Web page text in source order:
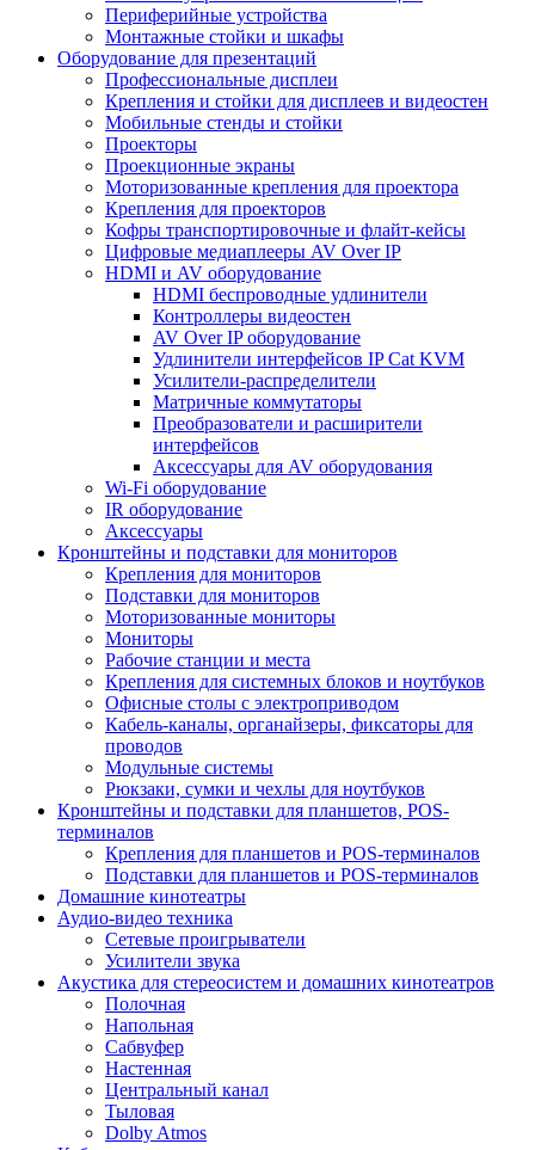
Периферийные устройства
Монтажные стойки и шкафы
Оборудование для презентаций
Профессиональные дисплеи
Крепления и стойки для дисплеев и видеостен
Мобильные стенды и стойки
Проекторы
Проекционные экраны
Моторизованные крепления для проектора
Крепления для проекторов
Кофры транспортировочные и флайт-кейсы
Цифровые медиаплееры AV Over IP
HDMI и AV оборудование
HDMI беспроводные удлинители
Контроллеры видеостен
AV Over IP оборудование
Удлинители интерфейсов IP Cat KVM
Усилители-распределители
Матричные коммутаторы
Преобразователи и расширители
интерфейсов
Аксессуары для AV оборудования
Wi-Fi оборудование
IR оборудование
Аксессуары
Кронштейны и подставки для мониторов
Крепления для мониторов
Подставки для мониторов
Моторизованные мониторы
Мониторы
Рабочие станции и места
Крепления для системных блоков и ноутбуков
Офисные столы с электроприводом
Кабель-каналы, органайзеры, фиксаторы для
проводов
Модульные системы
Рюкзаки, сумки и чехлы для ноутбуков
Кронштейны и подставки для планшетов, POS-
терминалов
Крепления для планшетов и POS-терминалов
Подставки для планшетов и POS-терминалов
Домашние кинотеатры
Аудио-видео техника
Сетевые проигрыватели
Усилители звука
Акустика для стереосистем и домашних кинотеатров
Полочная
Напольная
Сабвуфер
Настенная
Центральный канал
Тыловая
Dolby Atmos